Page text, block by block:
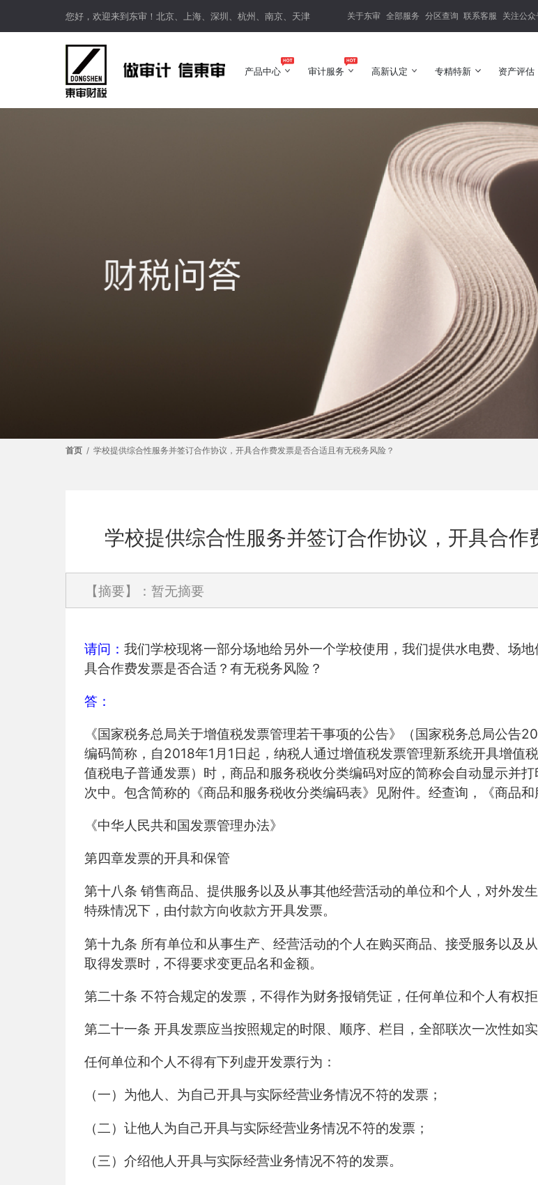
您好，欢迎来到东审！北京、上海、深圳、杭州、南京、天津 关于东审 全部服务 分区查询 联系客服 关注公众
产品中心
产品中心
审计服务
审计服务
高新认定
高新认定
专精特新
专精特新
资产评估
资产评估
首页 /学校提供综合性服务并签订合作协议，开具合作费发票是否合适且有无税务风险？
学校提供综合性服务并签订合作协议，开具合
【摘要】：暂无摘要
请问： 我们学校现将一部分场地给另外一个学校使用，我们提供水电费、场
具合作费发票是否合适？有无税务风险？
答：
《国家税务总局关于增值税发票管理若干事项的公告》（国家税务总局公告
编码简称，自2018年1 月 1 日起，纳税人通过增值税发票管理新系统开具增值
值税电子普通发票）时，商品和服务税收分类编码对应的简称会自动显示并
次中。包含简称的《商品和服务税收分类编码表》见附件。经查询，《商品
《中华人民共和国发票管理办法》
第四章发票的开具和保管
第十八条 销售商品、提供服务以及从事其他经营活动的单位和个人，对外发
特殊情况下，由付款方向收款方开具发票。
第十九条 所有单位和从事生产、经营活动的个人在购买商品、接受服务以及
取得发票时，不得要求变更品名和金额。
第二十条 不符合规定的发票，不得作为财务报销凭证，任何单位和个人有权拒
第二十一条 开具发票应当按照规定的时限、顺序、栏目，全部联次一次性如
任何单位和个人不得有下列虚开发票行为：
（一）为他人、为自己开具与实际经营业务情况不符的发票；
（二）让他人为自己开具与实际经营业务情况不符的发票；
（三）介绍他人开具与实际经营业务情况不符的发票。